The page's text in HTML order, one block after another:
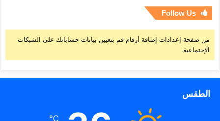
Follow Us
من صفحة إعدادات إضافة أرقام قم بتعيين بيانات حساباتك على الشبكات
الإجتماعية.
الطقس
℃